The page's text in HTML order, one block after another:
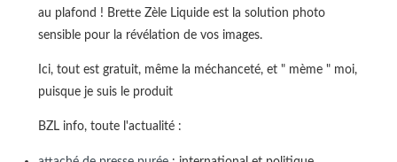
au plafond ! Brette Zèle Liquide est la solution photo
sensible pour la révélation de vos images.
Ici, tout est gratuit, même la méchanceté, et " mème " moi,
puisque je suis le produit
BZL info, toute l'actualité :